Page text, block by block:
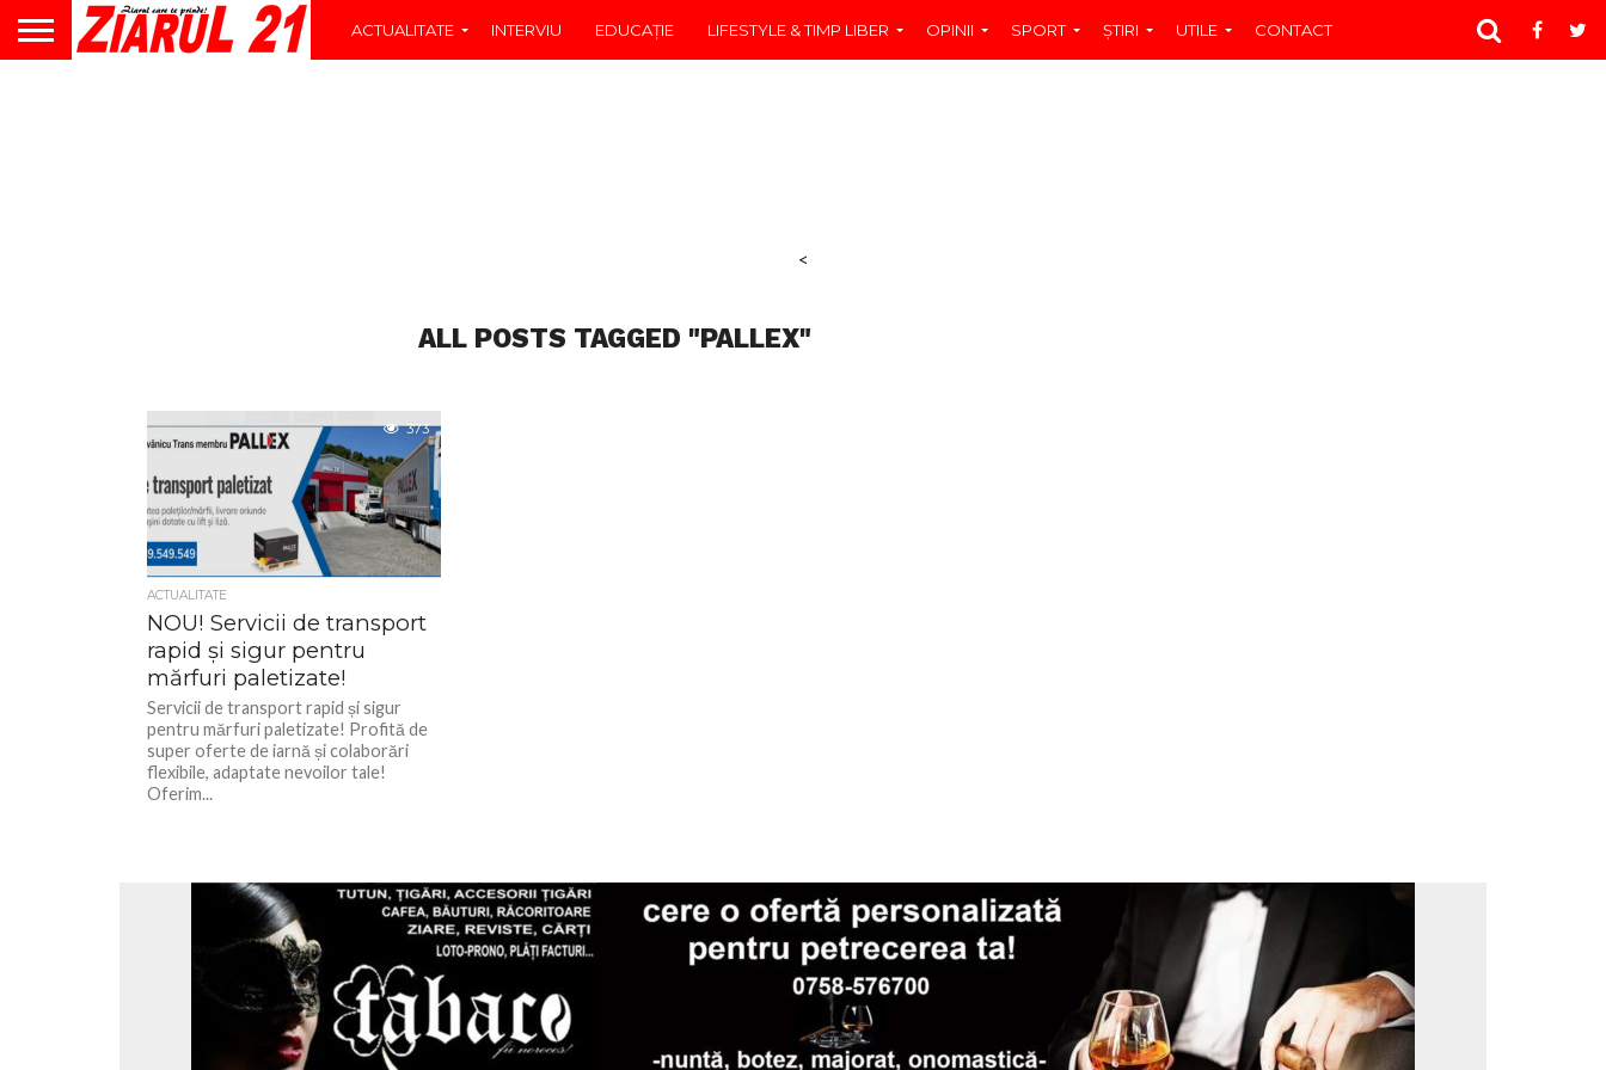
ACTUALITATE INTERVIU EDUCAŢIE LIFESTYLE & TIMP LIBER OPINII SPORT ŞTIRI UTILE CONTACT
<
ALL POSTS TAGGED "PALLEX"
373
ACTUALITATE
NOU! Servicii de transport
rapid și sigur pentru
mărfuri paletizate!
Servicii de transport rapid și sigur
pentru mărfuri paletizate! Profită de
super oferte de iarnă și colaborări
flexibile, adaptate nevoilor tale!
Oferim...